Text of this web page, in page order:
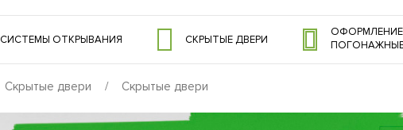
СИСТЕМЫ ОТКРЫВАНИЯ СКРЫТЫЕ ДВЕРИ
Скрытые двери / Скрытые двери